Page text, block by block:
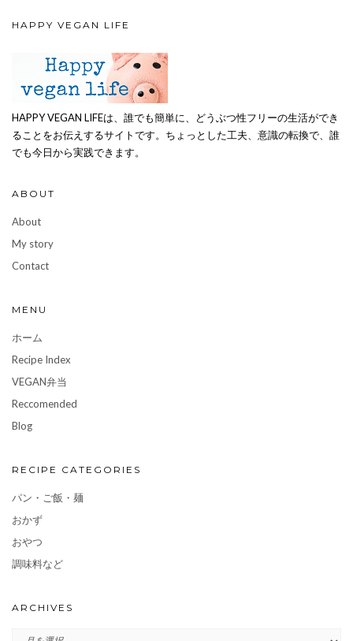
HAPPY VEGAN LIFE
HAPPY VEGAN LIFEは、誰でも簡単に、どうぶつ性フリーの生活ができ
ることをお伝えするサイトです。ちょっとした工夫、意識の転換で、誰
でも今日から実践できます。
ABOUT
About
My story
Contact
MENU
ホーム
Recipe Index
VEGAN弁当
Reccomended
Blog
RECIPE CATEGORIES
パン・ご飯・麺
おかず
おやつ
調味料など
ARCHIVES
ARCHIVES